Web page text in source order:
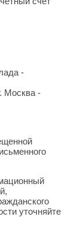
-
Москва -
уточняйте